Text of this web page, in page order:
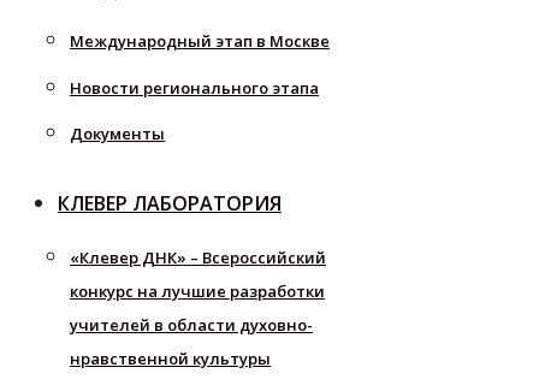
Международный этап в Москве
Новости регионального этапа
Документы
КЛЕВЕР ЛАБОРАТОРИЯ
«Клевер ДНК» – Всероссийский
конкурс на лучшие разработки
учителей в области духовно-
нравственной культуры